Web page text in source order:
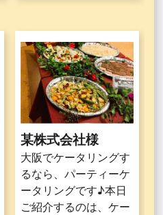
某株式会社様
大阪でケータリングす
るなら、パーティーケ
ータリングです♪本日
ご紹介するのは、ケー